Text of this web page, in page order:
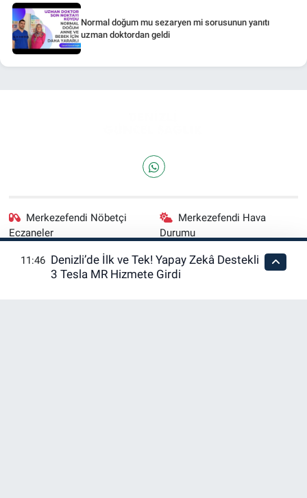
Normal doğum mu sezaryen mi sorusunun yanıtı
uzman doktordan geldi
Merkezefendi Nöbetçi
Eczaneler
Merkezefendi Hava
Durumu
Merkezefendi Trafik
Yoğunluk Haritası
Puan Durumu ve Fikstür
11:46 Denizli’de İlk ve Tek! Yapay Zekâ Destekli
3 Tesla MR Hizmete Girdi